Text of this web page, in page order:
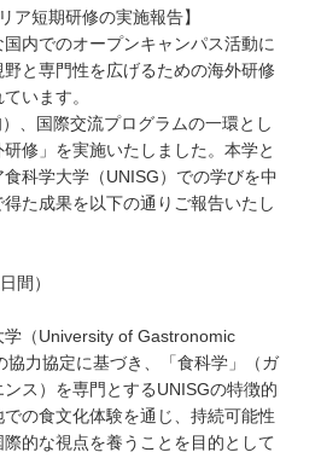
ア短期研修の実施報告】
内でのオープンキャンパス活動に
と専門性を広げるための海外研修
います。
、国際交流プログラムの一環とし
修」を実施いたしました。本学と
科学大学（UNISG）での学びを中
た成果を以下の通りご報告いたし
間）
（University of Gastronomic
協力協定に基づき、「食科学」（ガ
ス）を専門とするUNISGの特徴的
の食文化体験を通じ、持続可能性
的な視点を養うことを目的として